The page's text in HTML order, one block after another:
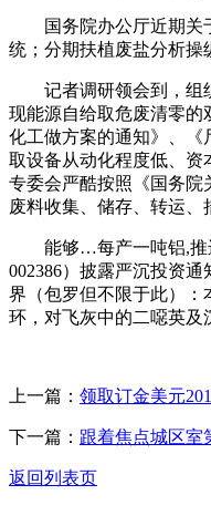
国务院办公厅近期关于
统；分期扶植废盐分析操
记者调研领会到，组织
现能源自给取危废清零
化工做方案的通知》、《
取设备从动化程度低、
专委会严酷按照《国务院
废料收集、储存、转运、
能够…每产一吨铝,推进
002386）披露严沉投资
界（包罗但不限于此）：
环，对飞灰中的二噁英及
上一篇： 领取订金美元
下一篇： 跟着焦点城区室
返回列表页